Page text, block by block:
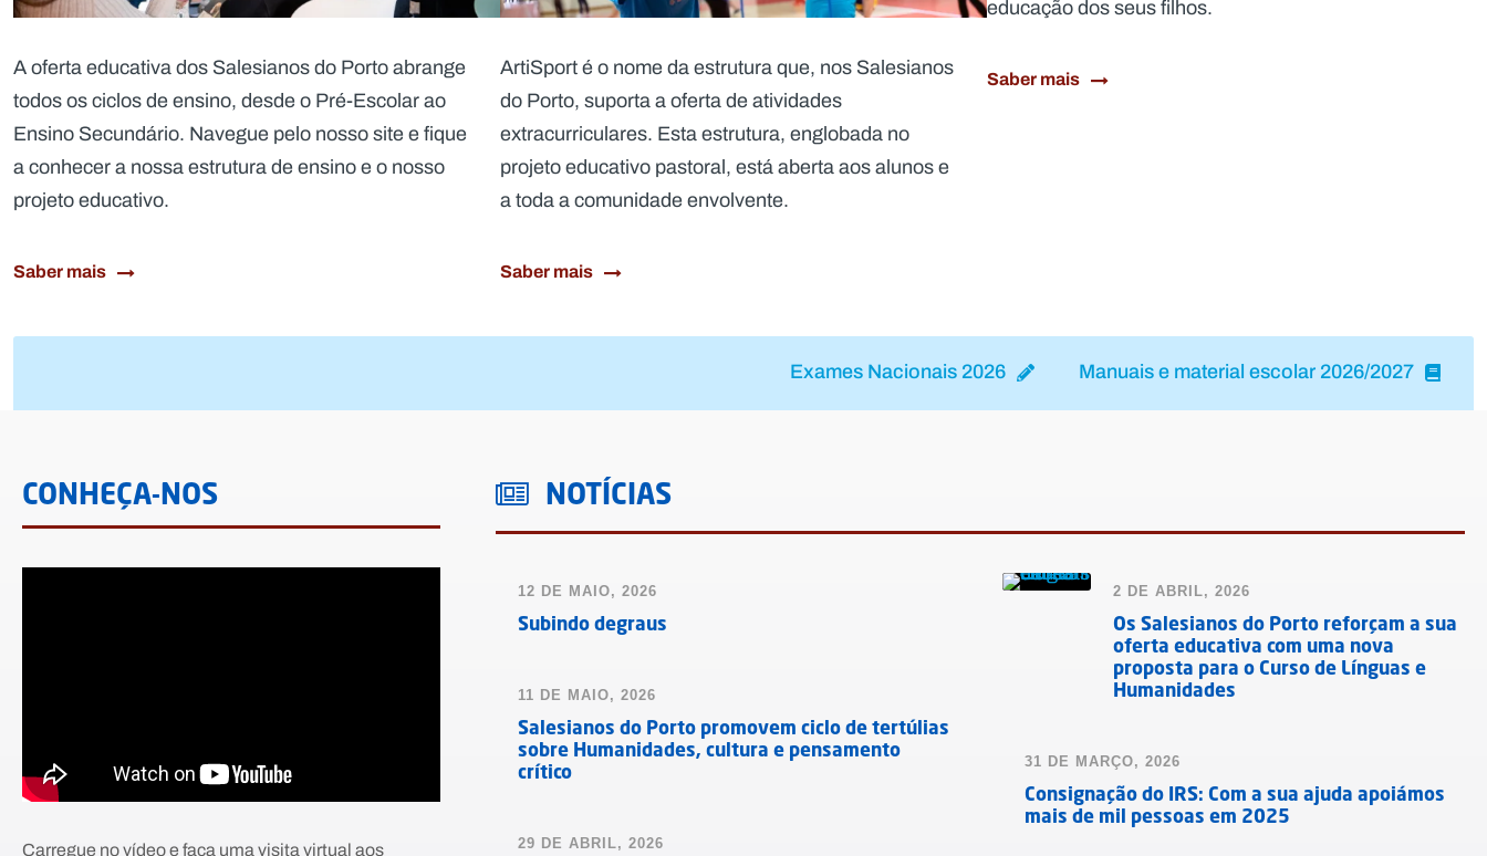
A oferta educativa dos Salesianos do Porto abrange
todos os ciclos de ensino, desde o Pré-Escolar ao
Ensino Secundário. Navegue pelo nosso site e fique
a conhecer a nossa estrutura de ensino e o nosso
projeto educativo.
Saber mais
ArtiSport é o nome da estrutura que, nos Salesianos
do Porto, suporta a oferta de atividades
extracurriculares. Esta estrutura, englobada no
projeto educativo pastoral, está aberta aos alunos e
a toda a comunidade envolvente.
Saber mais
educação dos seus filhos.
Saber mais
Exames Nacionais 2026 Manuais e material escolar 2026/2027
CONHEÇA-NOS
Carregue no vídeo e faça uma visita virtual aos
NOTÍCIAS
12 DE MAIO, 2026
Subindo degraus
11 DE MAIO, 2026
Salesianos do Porto promovem ciclo de tertúlias
sobre Humanidades, cultura e pensamento
crítico
29 DE ABRIL, 2026
2 DE ABRIL, 2026
Os Salesianos do Porto reforçam a sua
oferta educativa com uma nova
proposta para o Curso de Línguas e
Humanidades
31 DE MARÇO, 2026
Consignação do IRS: Com a sua ajuda apoiámos
mais de mil pessoas em 2025